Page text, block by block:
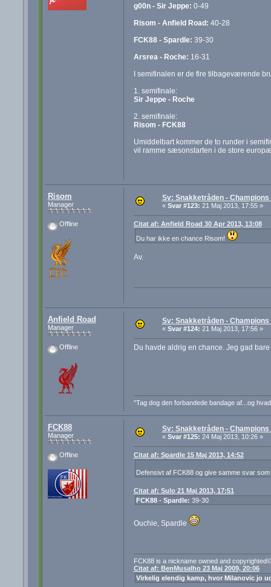
g00n - Sir Jeppe: 0-49
Risom - Anfield Road: 40-28
FCK88 - Spardle: 39-30
Arsrea - Roche: 16-31
I semifinalen er de fire tilbageværende
1. semifinale:
Sir Jeppe - Roche
2. semifinale:
Risom - FCK88
Umiddelbart kommer de to runder i
vil ramme sæsonstarten i de store
Risom
Manager
Offline
Sv: Snakketråden - Champions
« Svar #123: 21 Maj 2013, 17:55 »
Citat af: Anfield Road 30 Apr 2013, 13:08
Du har ikke en chance Risom!
Av.
Anfield Road
Manager
Offline
Sv: Snakketråden - Champions
« Svar #124: 21 Maj 2013, 17:56 »
Du havde aldrig en chance. Jeg gad
"Tag dog den forbandede bandage af...og
FCK88
Manager
Offline
Sv: Snakketråden - Champions
« Svar #125: 24 Maj 2013, 10:26 »
Citat af: Spardle 15 Maj 2013, 14:52
Defensivt af FCK88 og give samme svar
Citat af: Sulo 21 Maj 2013, 17:51
FCK88 - Spardle: 39-30
Ouchie, Spardle
FCK88 is a nickname owned and
Citat af: BenMusalho 23 Maj 2009, 20:06
Virkelig elendig kamp, hvor Milanovic jo